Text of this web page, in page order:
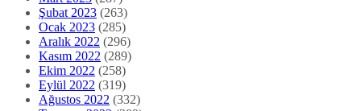
Şubat 2023 (263)
Ocak 2023 (285)
Aralık 2022 (296)
Kasım 2022 (289)
Ekim 2022 (258)
Eylül 2022 (319)
Ağustos 2022 (332)